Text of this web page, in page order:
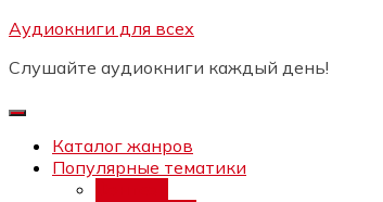
Перейти
содержимому
Аудиокниги для всех
Слушайте аудиокниги каждый день!
Каталог жанров
Популярные тематики